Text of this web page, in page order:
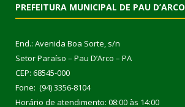
PREFEITURA MUNICIPAL DE PAU D’ARCO
End.: Avenida Boa Sorte, s/n
Setor Paraíso – Pau D’Arco – PA
CEP: 68545-000
Fone: (94) 3356-8104
Horário de atendimento: 08:00 às 14:00